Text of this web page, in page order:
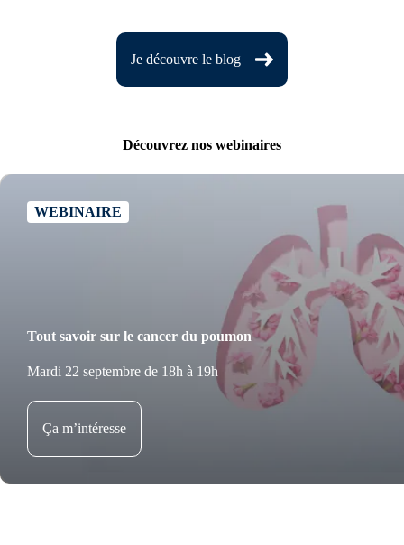
Je découvre le blog
Découvrez nos webinaires
WEBINAIRE
Tout savoir sur le cancer du poumon
Mardi 22 septembre de 18h à 19h
Ça m’intéresse